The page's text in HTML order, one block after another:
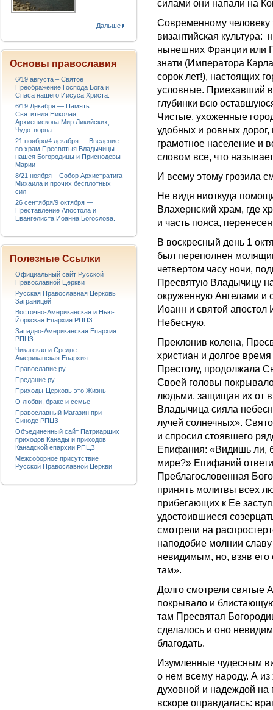
силами они напали на
Современному человеку
византийская культура:
нынешних Франции или
знати (Императора
сорок лет!), настоящих
условные. Приехавший
глубинки всю
Чистые, ухоженные
удобных и ровных
грамотное население и
словом все, что
И всему этому грозила
Не видя ниоткуда
Влахернский храм, где
и часть пояса,
В воскресный день 1
был переполнен
четвертом часу ночи,
Пресвятую Владычицу
окруженную Ангелами и
Иоанн и святой
Небесную.
Преклонив колена,
христиан и долгое
Престолу, продолжала
Своей головы
людьми, защищая их от
Владычица сияла
лучей солнечных».
и спросил стоявшего
Епифания: «Видишь ли,
мире?» Епифаний
Преблагословенная
принять молитвы всех
прибегающих к Ее
удостоившиеся
смотрели на
наподобие молнии
невидимым, но, взяв
там».
Долго смотрели святые
покрывало и
там Пресвятая
сделалось и оно
благодать.
Изумленные чудесным
о нем всему народу. А из
духовной и надеждой
вскоре оправдалась:
Дальше
Основы православия
6/19 августа – Святое
Преображение Господа Бога и
Спаса нашего Иисуса Христа.
6/19 Декабря — Память
Святителя Николая,
Архиепископа Мир Ликийских,
Чудотворца.
21 ноября/4 декабря — Введение
во храм Пресвятыя Владычицы
нашея Богородицы и Приснодевы
Марии
8/21 ноября – Собор Архистратига
Михаила и прочих бесплотных
сил
26 сентября/9 октября —
Преставление Апостола и
Евангелиста Иоанна Богослова.
Полезные Ссылки
Официальный сайт Русской
Православной Церкви
Русская Православная Церковь
Заграницей
Восточно-Американская и Нью-
Йоркская Епархия РПЦЗ
Западно-Американская Епархия
РПЦЗ
Чикагская и Средне-
Американская Епархия
Православие.ру
Предание.ру
Приходы-Церковь это Жизнь
О любви, браке и семье
Православный Магазин при
Синоде РПЦЗ
Объединенный сайт Патриарших
приходов Канады и приходов
Канадской епархии РПЦЗ
Межсоборное присутствие
Русской Православной Церкви